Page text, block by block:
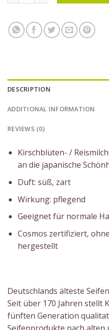
DESCRIPTION
ADDITIONAL INFORMATION
REVIEWS (0)
Kirschblüten- /
an die japanische
Duft: süß, zart
Wirkung: pflegend
Geeignet für normale
Cosmos zertifiziert,
hergestellt
Deutschlands älteste
Seit über 170 Jahren stellt
fünften Generation